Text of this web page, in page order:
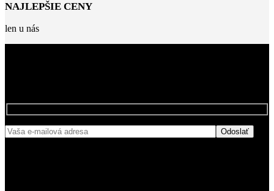
NAJLEPŠIE CENY
len u nás